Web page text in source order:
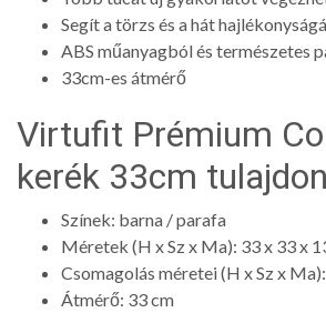
Segít a törzs és a hát
ABS műanyagból és természetes
33cm-es átmérő
Virtufit Prémium
kerék 33cm
Színek: barna / parafa
Méretek (H x Sz x Ma): 33 x 33 x
Csomagolás méretei (H x Sz x
Átmérő: 33 cm